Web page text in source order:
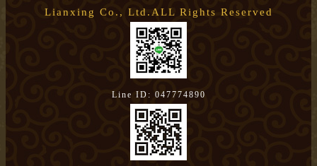
Lianxing Co., Ltd.ALL Rights Reserved
Line ID: 047774890